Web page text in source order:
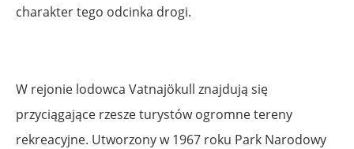
charakter tego odcinka drogi.
W rejonie lodowca Vatnajökull znajdują się
przyciągające rzesze turystów ogromne tereny
rekreacyjne. Utworzony w 1967 roku Park Narodowy